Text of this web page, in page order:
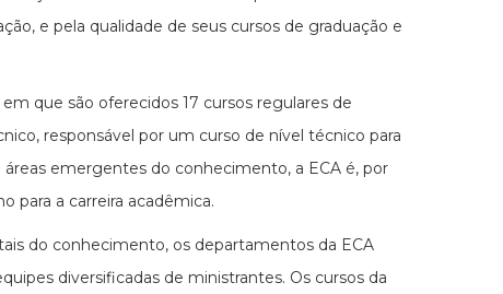
e pela qualidade de seus cursos de graduação e
em que são oferecidos 17 cursos regulares de
responsável por um curso de nível técnico para
emergentes do conhecimento, a ECA é, por
para a carreira acadêmica.
do conhecimento, os departamentos da ECA
diversificadas de ministrantes. Os cursos da